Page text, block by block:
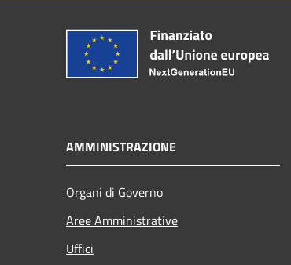
AMMINISTRAZIONE
Organi di Governo
Aree Amministrative
Uffici